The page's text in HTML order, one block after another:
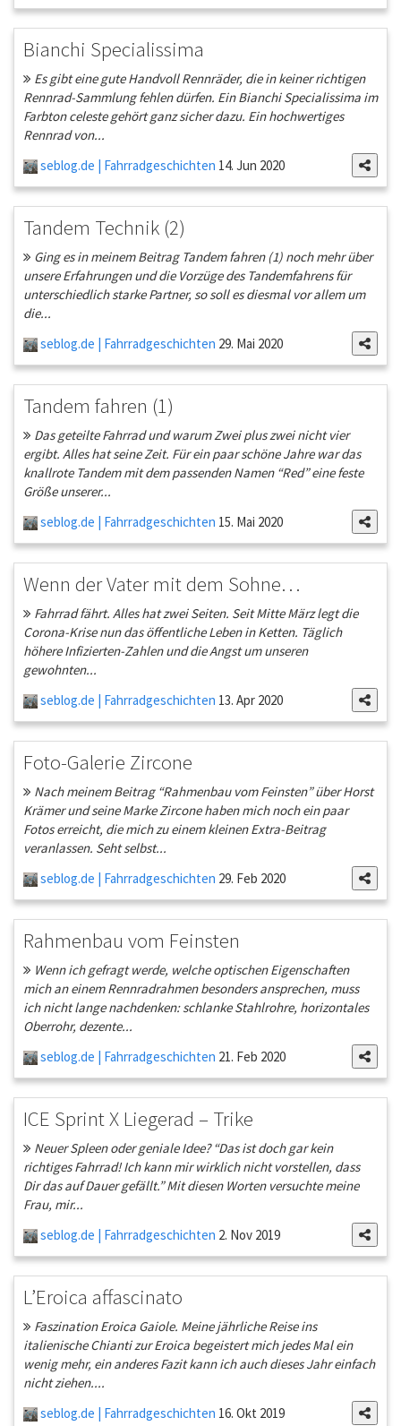
Bianchi Specialissima
Es gibt eine gute Handvoll Rennräder, die in keiner richtigen
Rennrad-Sammlung fehlen dürfen. Ein Bianchi Specialissima im
Farbton celeste gehört ganz sicher dazu. Ein hochwertiges
Rennrad von...
seblog.de | Fahrradgeschichten 14. Jun 2020
Tandem Technik (2)
Ging es in meinem Beitrag Tandem fahren (1) noch mehr über
unsere Erfahrungen und die Vorzüge des Tandemfahrens für
unterschiedlich starke Partner, so soll es diesmal vor allem um
die...
seblog.de | Fahrradgeschichten 29. Mai 2020
Tandem fahren (1)
Das geteilte Fahrrad und warum Zwei plus zwei nicht vier
ergibt. Alles hat seine Zeit. Für ein paar schöne Jahre war das
knallrote Tandem mit dem passenden Namen “Red” eine feste
Größe unserer...
seblog.de | Fahrradgeschichten 15. Mai 2020
Wenn der Vater mit dem Sohne…
Fahrrad fährt. Alles hat zwei Seiten. Seit Mitte März legt die
Corona-Krise nun das öffentliche Leben in Ketten. Täglich
höhere Infizierten-Zahlen und die Angst um unseren
gewohnten...
seblog.de | Fahrradgeschichten 13. Apr 2020
Foto-Galerie Zircone
Nach meinem Beitrag “Rahmenbau vom Feinsten” über Horst
Krämer und seine Marke Zircone haben mich noch ein paar
Fotos erreicht, die mich zu einem kleinen Extra-Beitrag
veranlassen. Seht selbst...
seblog.de | Fahrradgeschichten 29. Feb 2020
Rahmenbau vom Feinsten
Wenn ich gefragt werde, welche optischen Eigenschaften
mich an einem Rennradrahmen besonders ansprechen, muss
ich nicht lange nachdenken: schlanke Stahlrohre, horizontales
Oberrohr, dezente...
seblog.de | Fahrradgeschichten 21. Feb 2020
ICE Sprint X Liegerad – Trike
Neuer Spleen oder geniale Idee? “Das ist doch gar kein
richtiges Fahrrad! Ich kann mir wirklich nicht vorstellen, dass
Dir das auf Dauer gefällt.” Mit diesen Worten versuchte meine
Frau, mir...
seblog.de | Fahrradgeschichten 2. Nov 2019
L’Eroica affascinato
Faszination Eroica Gaiole. Meine jährliche Reise ins
italienische Chianti zur Eroica begeistert mich jedes Mal ein
wenig mehr, ein anderes Fazit kann ich auch dieses Jahr einfach
nicht ziehen....
seblog.de | Fahrradgeschichten 16. Okt 2019